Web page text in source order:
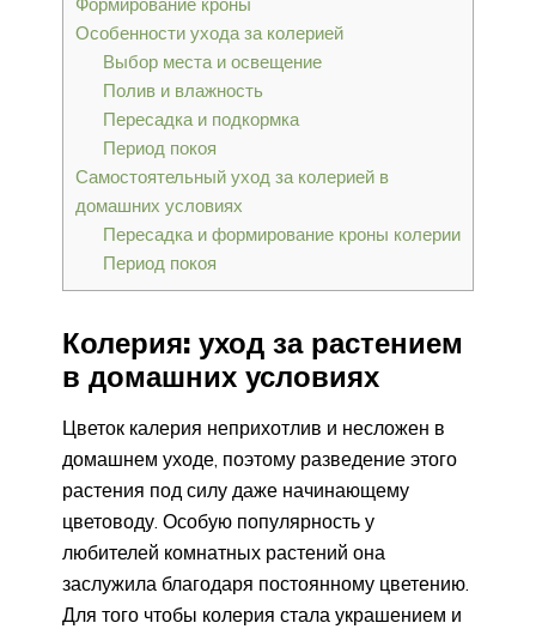
Особенности ухода за колерией
Выбор места и освещение
Полив и влажность
Пересадка и подкормка
Период покоя
Самостоятельный уход за колерией в
домашних условиях
Пересадка и формирование кроны колерии
Период покоя
Колерия: уход за растением
в домашних условиях
Цветок калерия неприхотлив и несложен в
домашнем уходе, поэтому разведение этого
растения под силу даже начинающему
цветоводу. Особую популярность у
любителей комнатных растений она
заслужила благодаря постоянному цветению.
Для того чтобы колерия стала украшением и